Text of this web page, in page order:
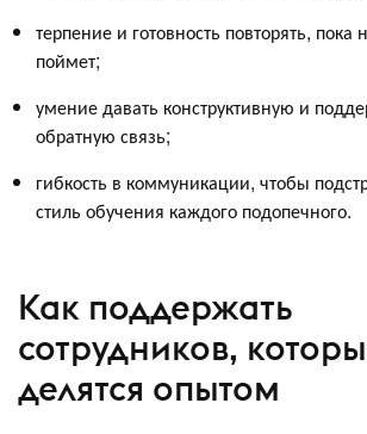
терпение и готовность повторять, пока
поймет;
умение давать конструктивную и
обратную связь;
гибкость в коммуникации, чтобы
стиль обучения каждого подопечного.
Как поддержать
сотрудников,
делятся опытом